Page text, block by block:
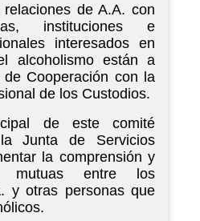
de A.A. con
instituciones e
interesados en
alcoholismo están a
Cooperación con la
de los Custodios.
de este comité
Junta de Servicios
la comprensión y
mutuas entre los
y otras personas que